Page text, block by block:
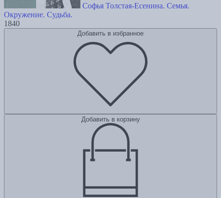
Софья Толстая-Есенина. Семья.
Окружение. Судьба.
1840
Добавить в избранное
Добавить в корзину